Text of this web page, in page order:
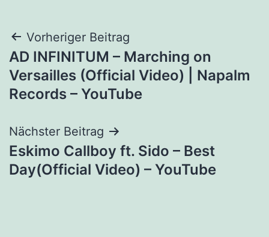
Beitragsnavigation
Vorheriger Beitrag
AD INFINITUM – Marching on
Versailles (Official Video) | Napalm
Records – YouTube
Nächster Beitrag
Eskimo Callboy ft. Sido – Best
Day(Official Video) – YouTube